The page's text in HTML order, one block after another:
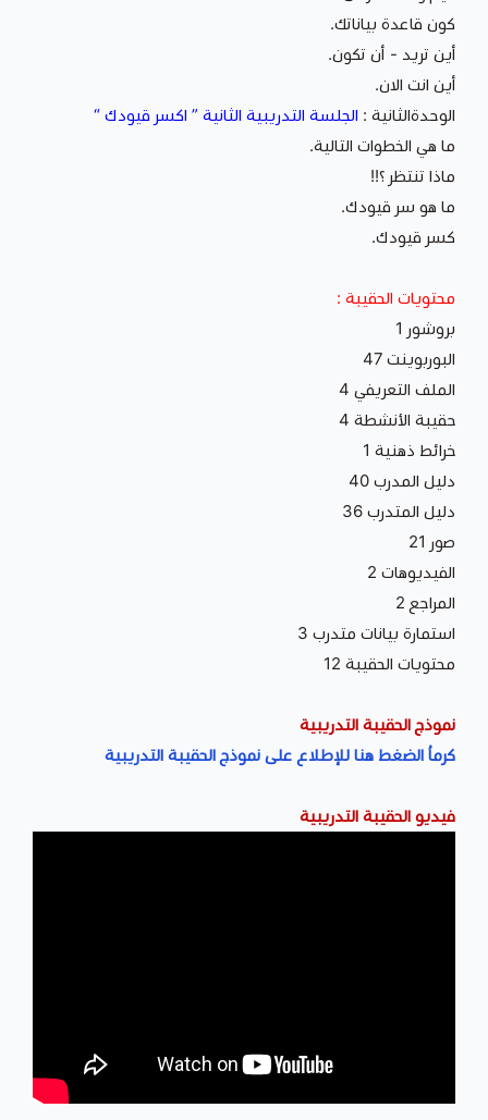
كون قاعدة بياناتك.
أين تريد - أن تكون.
أين انت الان.
الوحدةالثانية : الجلسة التدريبية الثانية ” اكسر قيودك “
ما هي الخطوات التالية.
ماذا تنتظر ؟!!
ما هو سر قيودك.
كسر قيودك.
محتويات الحقيبة :
بروشور 1
البوربوينت 47
الملف التعريفي 4
حقيبة الأنشطة 4
خرائط ذهنية 1
دليل المدرب 40
دليل المتدرب 36
صور 21
الفيديوهات 2
المراجع 2
استمارة بيانات متدرب 3
محتويات الحقيبة 12
نموذج الحقيبة التدريبية
كرماُ الضغط هنا للإطلاع على نموذج الحقيبة التدريبية
فيديو الحقيبة التدريبية